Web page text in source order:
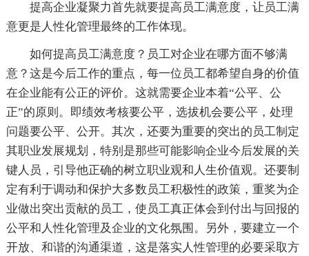
提高企业凝聚力首先就要提高员工满意度，让员工满
意更是人性化管理最终的工作体现。
如何提高员工满意度？员工对企业在哪方面不够满
意？这是今后工作的重点，每一位员工都希望自身的价值
在企业能有公正的评价。这就需要企业本着“公平、公
正”的原则。即绩效考核要公平，选拔机会要公平，处理
问题要公平、公开。其次，还要为重要的突出的员工制定
其职业发展规划，特别是那些可能影响企业今后发展的关
键人员，引导他正确的树立职业观和人生价值观。还要制
定有利于调动和保护大多数员工积极性的政策，重奖为企
业做出突出贡献的员工，使员工真正体会到付出与回报的
公平和人性化管理及企业的文化氛围。另外，要建立一个
开放、和谐的沟通渠道，这是落实人性管理的必要采取方